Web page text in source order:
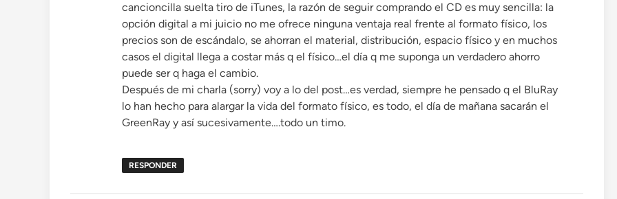
cancioncilla suelta tiro de iTunes, la razón de seguir comprando el CD es muy sencilla: la
opción digital a mi juicio no me ofrece ninguna ventaja real frente al formato físico, los
precios son de escándalo, se ahorran el material, distribución, espacio físico y en muchos
casos el digital llega a costar más q el físico…el día q me suponga un verdadero ahorro
puede ser q haga el cambio.
Después de mi charla (sorry) voy a lo del post…es verdad, siempre he pensado q el BluRay
lo han hecho para alargar la vida del formato físico, es todo, el día de mañana sacarán el
GreenRay y así sucesivamente….todo un timo.
RESPONDER